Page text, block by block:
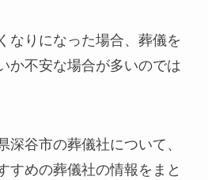
なりになった場合、葬儀を
か不安な場合が多いのでは
深谷市の葬儀社について、
すめの葬儀社の情報をまと